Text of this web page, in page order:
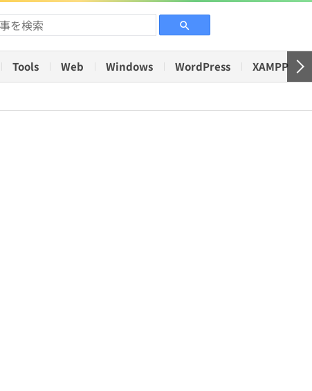
Tools Web Windows WordPress XAMPP